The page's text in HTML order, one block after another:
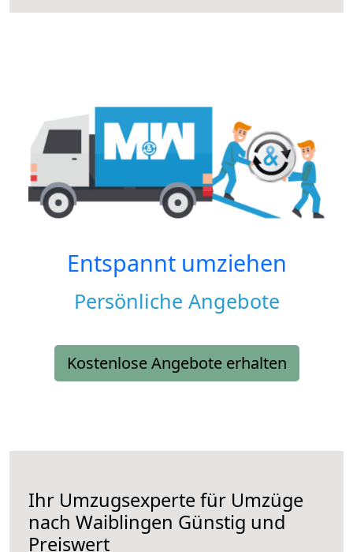
Entspannt umziehen
Persönliche Angebote
Kostenlose Angebote erhalten
Ihr Umzugsexperte für Umzüge
nach Waiblingen Günstig und
Preiswert